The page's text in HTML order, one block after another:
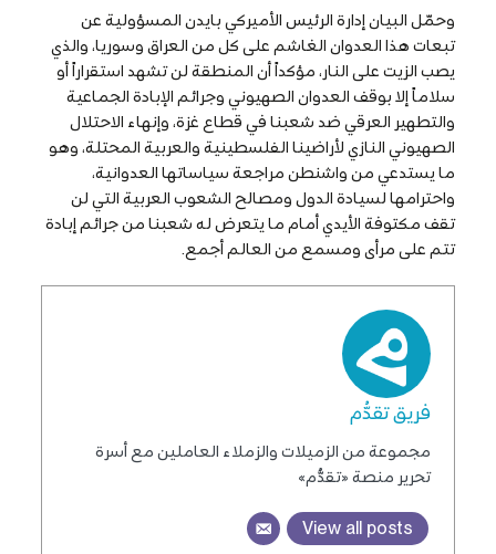
وحمّل البيان إدارة الرئيس الأميركي بايدن المسؤولية عن
تبعات هذا العدوان الغاشم على كل من العراق وسوريا، والذي
يصب الزيت على النار، مؤكداً أن المنطقة لن تشهد استقراراً أو
سلاماً إلا بوقف العدوان الصهيوني وجرائم الإبادة الجماعية
والتطهير العرقي ضد شعبنا في قطاع غزة، وإنهاء الاحتلال
الصهيوني النازي لأراضينا الفلسطينية والعربية المحتلة، وهو
ما يستدعي من واشنطن مراجعة سياساتها العدوانية،
واحترامها لسيادة الدول ومصالح الشعوب العربية التي لن
تقف مكتوفة الأيدي أمام ما يتعرض له شعبنا من جرائم إبادة
تتم على مرأى ومسمع من العالم أجمع.
فريق تقدُّم
مجموعة من الزميلات والزملاء العاملين مع أسرة
تحرير منصة «تقدُّم»
View all posts